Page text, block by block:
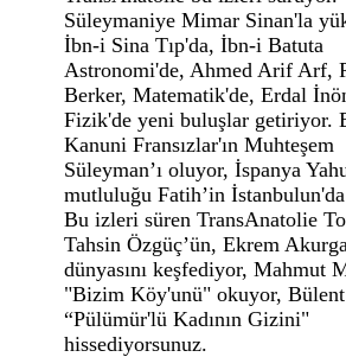
Süleymaniye Mimar Sinan'la
İbn-i Sina Tıp'da, İbn-i Batuta
Astronomi'de, Ahmed Arif Arf,
Berker, Matematik'de, Erdal
Fizik'de yeni buluşlar getiriyor.
Kanuni Fransızlar'ın Muhteşem
Süleyman’ı oluyor, İspanya
mutluluğu Fatih’in
Bu izleri süren TransAnatolie
Tahsin Özgüç’ün, Ekrem
dünyasını keşfediyor, Mahmut
"Bizim Köy'unü" okuyor,
“Pülümür'lü Kadının Gizini"
hissediyorsunuz.